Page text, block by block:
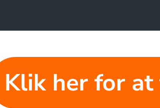
Klik her for